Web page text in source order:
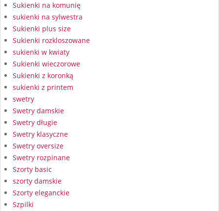
Sukienki na komunię
sukienki na sylwestra
Sukienki plus size
Sukienki rozkloszowane
sukienki w kwiaty
Sukienki wieczorowe
Sukienki z koronką
sukienki z printem
swetry
Swetry damskie
Swetry długie
Swetry klasyczne
Swetry oversize
Swetry rozpinane
Szorty basic
szorty damskie
Szorty eleganckie
Szpilki